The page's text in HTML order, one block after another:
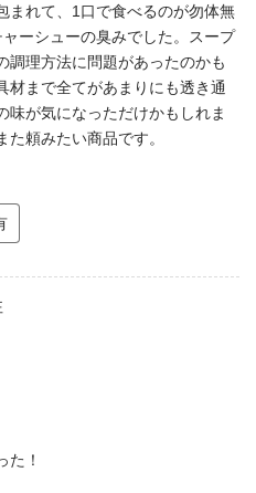
まれて、1口で食べるのが勿体無
ーシューの臭みでした。スープ
調理方法に問題があったのかも
材まで全てがあまりにも透き通
味が気になっただけかもしれま
頼みたい商品です。
た！